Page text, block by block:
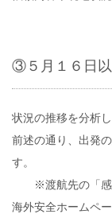
③５月１６日
状況の推移を分析
前述の通り、出発
す。
※渡航先の「感
海外安全ホームペ